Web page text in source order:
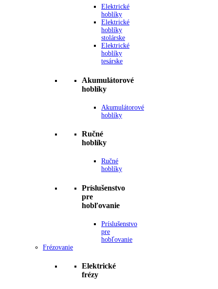
Elektrické
hoblíky
Elektrické
hoblíky
stolárske
Elektrické
hoblíky
tesárske
Akumulátorové
hoblíky
Akumulátorové
hoblíky
Ručné
hoblíky
Ručné
hoblíky
Príslušenstvo
pre
hobľovanie
Príslušenstvo
pre
hobľovanie
Frézovanie
Elektrické
frézy